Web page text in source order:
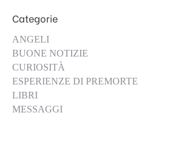
Categorie
ANGELI
BUONE NOTIZIE
CURIOSITÀ
ESPERIENZE DI PREMORTE
LIBRI
MESSAGGI